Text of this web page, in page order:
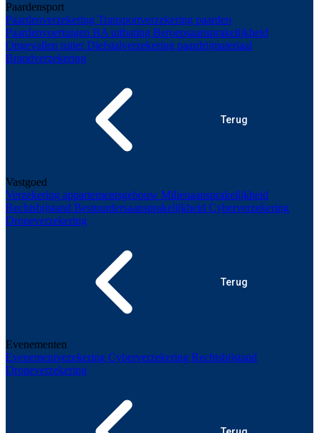
Paardensport
Paardenverzekering Transportverzekering paarden
Paardenvoertuigen BA uitbating Beroepsaansprakelijkheid
Ongevallen ruiterDiefstalverzekering paardrijmateriaal
Brandverzekering
Terug
Vastgoed
Verzekering appartementsgebouw Milieuaansprakelijkheid
Rechtsbijstand Bestuurdersaansprakelijkheid Cyberverzekering
Droneverzekering
Terug
Evenementen
Evenementvezekering Cyberverzekering Rechtsbijstand
Droneverzekering